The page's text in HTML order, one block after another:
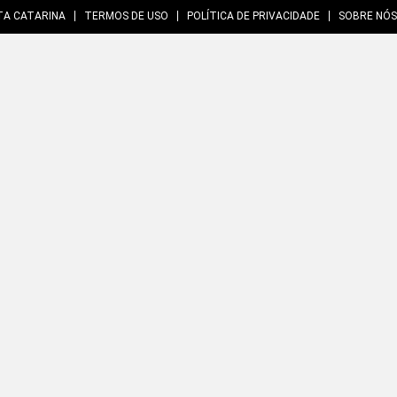
CATARINA TERMOS DE USO POLÍTICA DE PRIVACIDADE SOBRE NÓS